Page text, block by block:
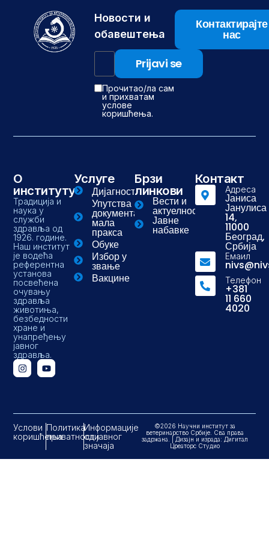
Новости и
обавештења
Прочитао/ла сам
и прихватам
услове
коришћења.
Контактирајте
нас
О
институту
Традиција и
наука у
служби
здравља од
1926. године.
Наш институт
је водећа
референтна
установа
посвећена
очувању
здравља
животиња,
безбедности
хране и
унапређењу
јавног
здравља.
Услуге
Дијагностика
Упутства и
документа-
мала
пракса
Обуке
Избор у
звање
Вакцине
Брзи
линкови
Вести и
актуелности
Јавне
набавке
Контакт
Адреса
Јаниса
Јанулиса
14,
11000
Београд,
Србија
Емаил
Телефон
+381
11 660
4020
Услови
коришћења
Политика
приватности
Информације
од јавног
значаја
©2026 Научни институт за
ветеринарство Србије. Сва права
задржана. | Дизајн и израда: Дигитал
Цреаторс Студио